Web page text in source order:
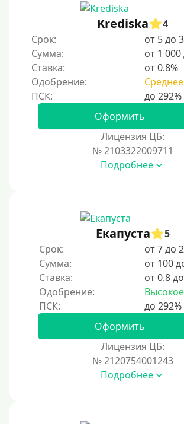
Krediska
4
Срок:
от 5 до
Сумма:
от 1
Ставка:
от 0.8%
Одобрение:
Среднее
Оформить
Лицензия ЦБ:
№ 2103322009711
Подробнее
Екапуста
5
Срок:
от 7 до
Сумма:
от 100
Ставка:
от 0.8
Одобрение:
Высокое
Оформить
Лицензия ЦБ:
№ 2120754001243
Подробнее